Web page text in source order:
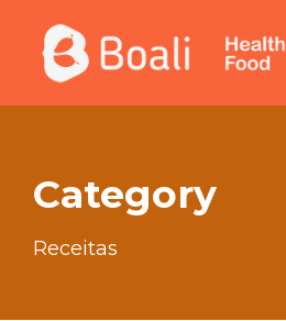
Category
Receitas